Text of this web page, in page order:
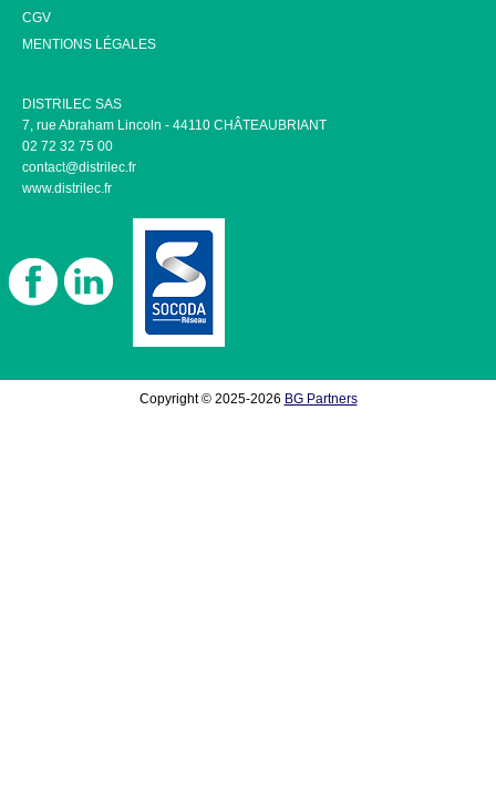
CGV
MENTIONS LÉGALES
DISTRILEC SAS
7, rue Abraham Lincoln - 44110 CHÂTEAUBRIANT
02 72 32 75 00
contact@distrilec.fr
www.distrilec.fr
Copyright © 2025-2026 BG Partners